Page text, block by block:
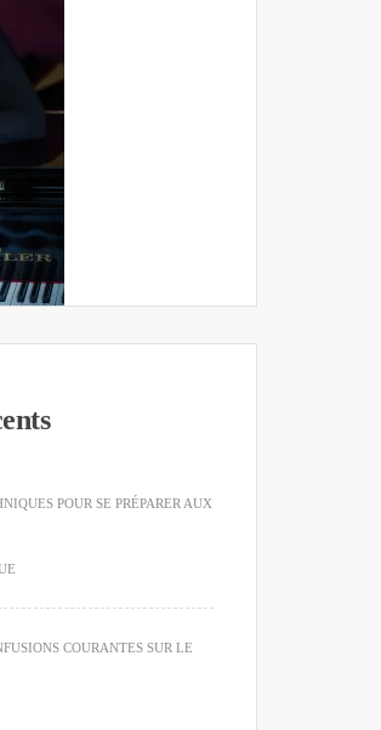
POUR SE PRÉPARER AUX
COURANTES SUR LE